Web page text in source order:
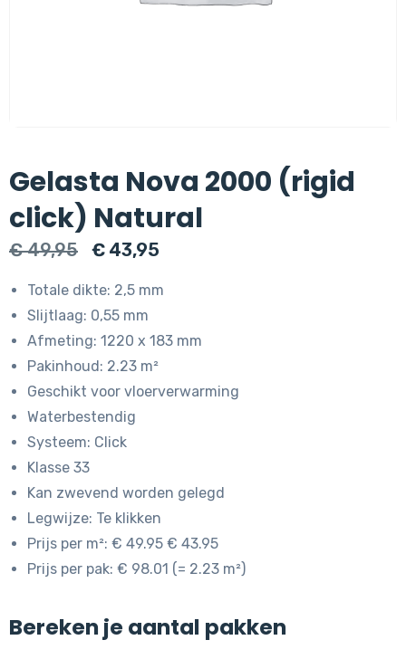
Gelasta Nova 2000 (rigid
click) Natural
€49,95
Oorspronkelijke
€ 49,95.
€ 43,95
€ 43,95.
Totale dikte: 2,5 mm
Slijtlaag: 0,55 mm
Afmeting: 1220 x 183 mm
Pakinhoud: 2.23 m²
Geschikt voor vloerverwarming
Waterbestendig
Systeem: Click
Klasse 33
Kan zwevend worden gelegd
Legwijze: Te klikken
Prijs per m²: € 49.95 € 43.95
Prijs per pak: € 98.01 (= 2.23 m²)
Bereken je aantal pakken